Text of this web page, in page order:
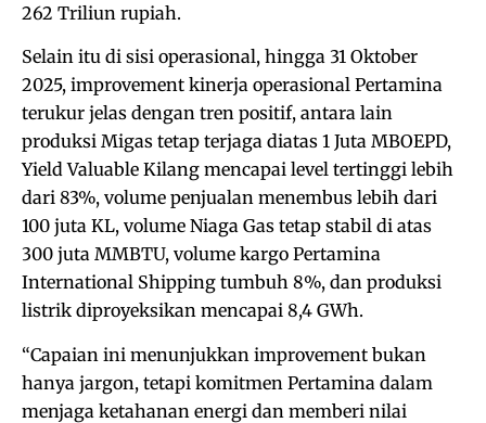
262 Triliun rupiah.
Selain itu di sisi operasional, hingga 31 Oktober
2025, improvement kinerja operasional Pertamina
terukur jelas dengan tren positif, antara lain
produksi Migas tetap terjaga diatas 1 Juta MBOEPD,
Yield Valuable Kilang mencapai level tertinggi lebih
dari 83%, volume penjualan menembus lebih dari
100 juta KL, volume Niaga Gas tetap stabil di atas
300 juta MMBTU, volume kargo Pertamina
International Shipping tumbuh 8%, dan produksi
listrik diproyeksikan mencapai 8,4 GWh.
“Capaian ini menunjukkan improvement bukan
hanya jargon, tetapi komitmen Pertamina dalam
menjaga ketahanan energi dan memberi nilai